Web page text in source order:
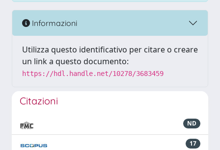
Informazioni
Utilizza questo identificativo per citare o creare
un link a questo documento:
https://hdl.handle.net/10278/3683459
Citazioni
ND
17